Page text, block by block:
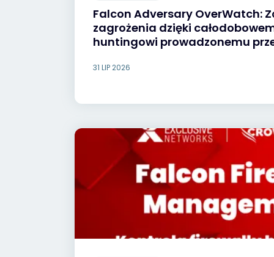
Falcon Adversary OverWatch:
zagrożenia dzięki
huntingowi prowadzonemu
31 LIP 2026